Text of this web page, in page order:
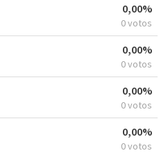
0,00%
0 votos
0,00%
0 votos
0,00%
0 votos
0,00%
0 votos